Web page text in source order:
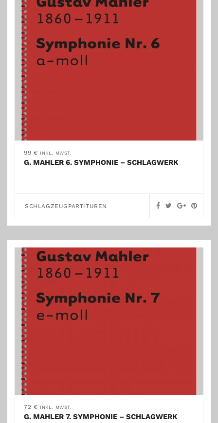
99 € INKL. MWST.
G. MAHLER 6. SYMPHONIE – SCHLAGWERK
SCHLAGZEUGPARTITUREN
72 € INKL. MWST.
G. MAHLER 7. SYMPHONIE – SCHLAGWERK